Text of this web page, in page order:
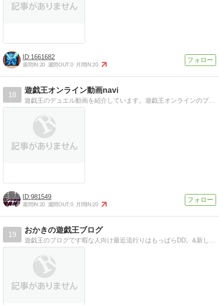
1661682
週間IN:20 週間OUT:0 月間IN:20
18
遊戯王オンライン動画navi
遊戯王のデュエル動画を紹介しています。遊戯王オンラインのプレイ動画、デッキレシピなど
981549
週間IN:20 週間OUT:0 月間IN:20
19
おかきの遊戯王ブログ
遊戯王のブログです暇な人向け最近流行りはもっぱらDD。&新しいデッキを作りたいので今旬なデッキを募集中です。(コメントにて)